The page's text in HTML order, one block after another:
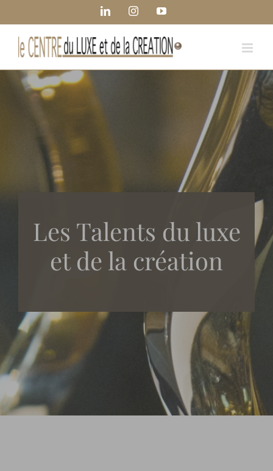
au
contenu
LinkedInInstagramYouTube
Les Talents du luxe
et de la création
Panneau de gestion des cookies